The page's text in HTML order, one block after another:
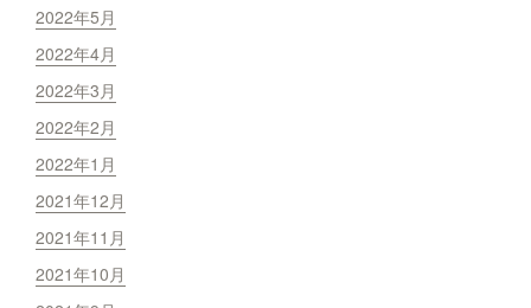
2022年5月
2022年4月
2022年3月
2022年2月
2022年1月
2021年12月
2021年11月
2021年10月